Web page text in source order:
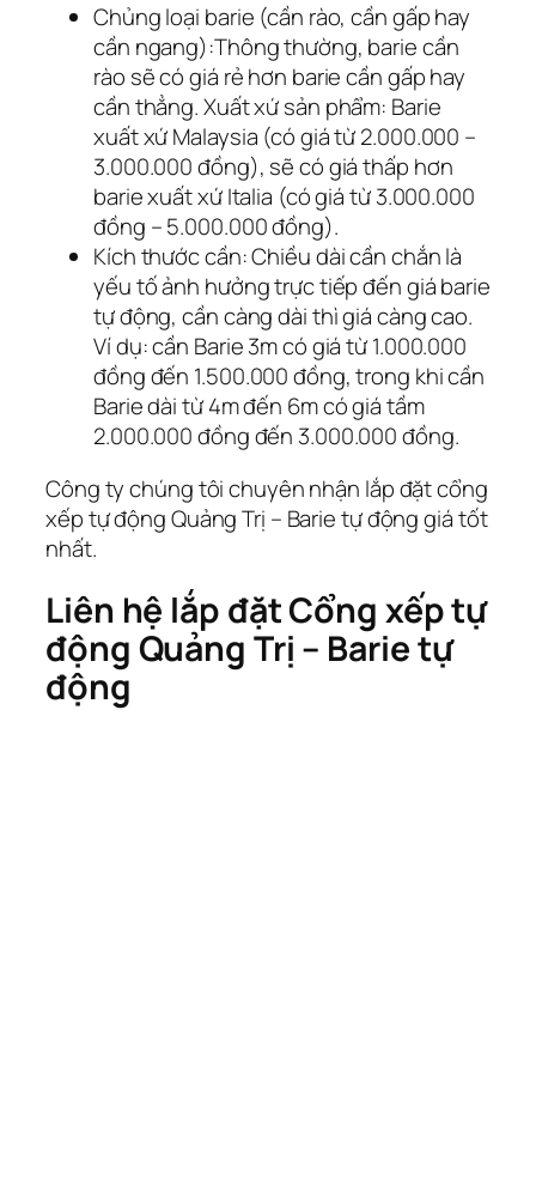
Chủng loại barie (cần rào, cần gấp hay
cần ngang):Thông thường, barie cần
rào sẽ có giá rẻ hơn barie cần gấp hay
cần thẳng. Xuất xứ sản phẩm: Barie
xuất xứ Malaysia (có giá từ 2.000.000 –
3.000.000 đồng), sẽ có giá thấp hơn
barie xuất xứ Italia (có giá từ 3.000.000
đồng – 5.000.000 đồng).
Kích thước cần: Chiều dài cần chắn là
yếu tố ảnh hưởng trực tiếp đến giá barie
tự động, cần càng dài thì giá càng cao.
Ví dụ: cần Barie 3m có giá từ 1.000.000
đồng đến 1.500.000 đồng, trong khi cần
Barie dài từ 4m đến 6m có giá tầm
2.000.000 đồng đến 3.000.000 đồng.
Công ty chúng tôi chuyên nhận lắp đặt cổng
xếp tự động Quảng Trị – Barie tự động giá tốt
nhất.
Liên hệ lắp đặt Cổng xếp tự
động Quảng Trị – Barie tự
động